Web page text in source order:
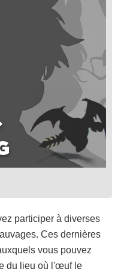
participer à diverses
Ces dernières
vous pouvez
du lieu où l'œuf le